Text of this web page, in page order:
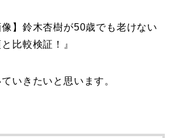
】鈴木杏樹が50歳でも老けない
比較検証！』
いきたいと思います。